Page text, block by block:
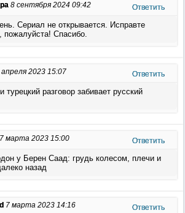
8 сентября 2024 09:42 Ответить
Сериал не открывается. Исправте
пожалуйста! Спасибо.
апреля 2023 15:07 Ответить
турецкий разговор забивает русский
марта 2023 15:00 Ответить
у Берен Саад: грудь колесом, плечи и
назад
7 марта 2023 14:16 Ответить